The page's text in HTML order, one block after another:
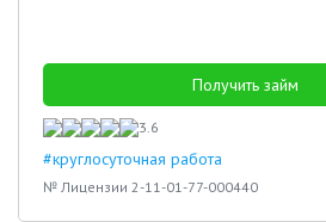
Получить займ
3.6
#круглосуточная работа
№ Лицензии 2-11-01-77-000440